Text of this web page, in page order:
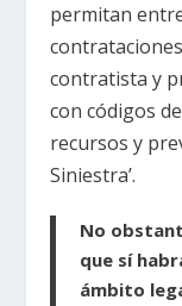
permitan
contratista y
con códigos
recursos y
Siniestra’.
No
que sí
ámbito